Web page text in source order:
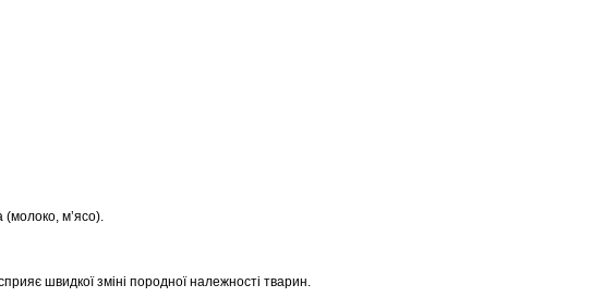
(молоко, м’ясо).
швидкої зміні породної належності тварин.